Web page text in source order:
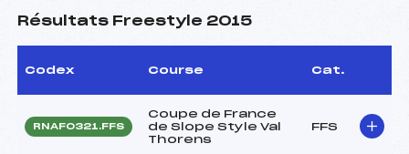
Résultats Freestyle 2015
Codex Course Cat.
RNAF0321.FFS
Coupe de France
de Slope Style Val
Thorens
FFS